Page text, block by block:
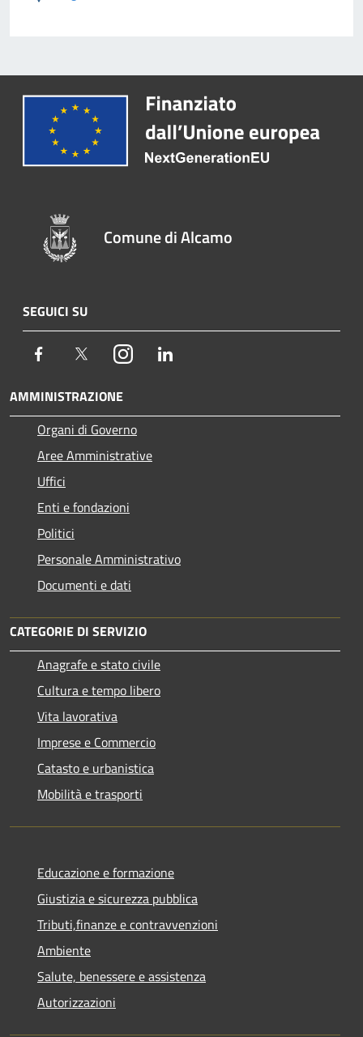
Comune di Alcamo
SEGUICI SU
Facebook TwitterInstagram
AMMINISTRAZIONE
Organi di Governo
Aree Amministrative
Uffici
Enti e fondazioni
Politici
Personale Amministrativo
Documenti e dati
CATEGORIE DI SERVIZIO
Anagrafe e stato civile
Cultura e tempo libero
Vita lavorativa
Imprese e Commercio
Catasto e urbanistica
Mobilità e trasporti
Educazione e formazione
Giustizia e sicurezza pubblica
Tributi,finanze e contravvenzioni
Ambiente
Salute, benessere e assistenza
Autorizzazioni